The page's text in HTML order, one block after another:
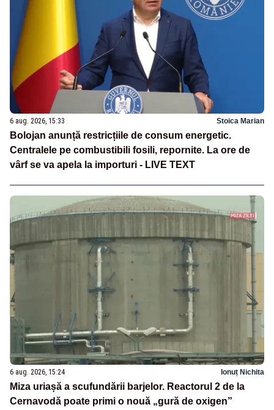
6 aug. 2026, 15:33 Stoica Marian
Bolojan anunță restricțiile de consum energetic.
Centralele pe combustibili fosili, repornite. La ore de
vârf se va apela la importuri - LIVE TEXT
6 aug. 2026, 15:24 Ionuț Nichita
Miza uriașă a scufundării barjelor. Reactorul 2 de la
Cernavodă poate primi o nouă „gură de oxigen”